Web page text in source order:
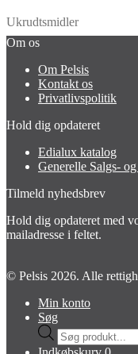
Ukrudtsmidler
Om os
Om Pelsis
Kontakt os
Privatlivspolitik
Hold dig opdateret
Edialux katalog
Generelle Salgs-
Tilmeld nyhedsbrev
Hold dig opdateret med
mailadresse i feltet.
© Pelsis 2026. Alle
Min konto
Søg
Products
search